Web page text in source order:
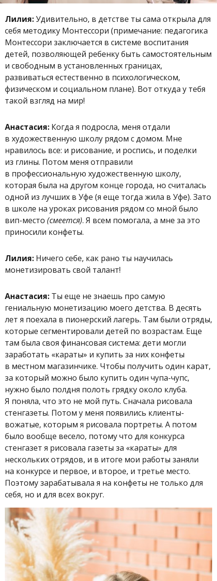
Лилия:Удивительно, в детстве ты сама открыла для
себя методику Монтессори (примечание: педагогика
Монтессори заключается в системе воспитания
детей, позволяющей ребенку быть самостоятельным
и свободным в установленных границах,
развиваться естественно в психологическом,
физическом и социальном плане). Вот откуда у тебя
такой взгляд на мир!
Анастасия: Когда я подросла, меня отдали
в художественную школу рядом с домом. Мне
нравилось все: и рисование, и роспись, и поделки
из глины. Потом меня отправили
в профессиональную художественную школу,
которая была на другом конце города, но считалась
одной из лучших в Уфе (я еще тогда жила в Уфе). Зато
в школе на уроках рисования рядом со мной было
вип-место (смеется). Я всем помогала, а мне за это
приносили конфеты.
Лилия: Ничего себе, как рано ты научилась
монетизировать свой талант!
Анастасия: Ты еще не знаешь про самую
гениальную монетизацию моего детства. В десять
лет я поехала в пионерский лагерь. Там были отряды,
которые сегментировали детей по возрастам. Еще
там была своя финансовая система: дети могли
заработать «караты» и купить за них конфеты
в местном магазинчике. Чтобы получить один карат,
за который можно было купить один чупа-чупс,
нужно было полдня полоть грядку около клуба.
Я поняла, что это не мой путь. Сначала рисовала
стенгазеты. Потом у меня появились клиенты-
вожатые, которым я рисовала портреты. А потом
было вообще весело, потому что для конкурса
стенгазет я рисовала газеты за «караты» для
нескольких отрядов, и в итоге мои работы заняли
на конкурсе и первое, и второе, и третье место.
Поэтому зарабатывала я на конфеты не только для
себя, но и для всех вокруг.